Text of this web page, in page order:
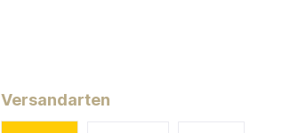
Versandarten